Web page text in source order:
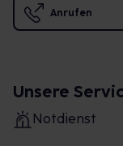
Anrufen
Unsere
Notdienst